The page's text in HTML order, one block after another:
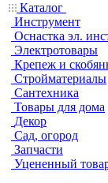
Каталог
Инструмент
Оснастка эл.
Электротовары
Крепеж и
Стройматериалы
Сантехника
Товары для дома
Декор
Сад, огород
Запчасти
Уцененный